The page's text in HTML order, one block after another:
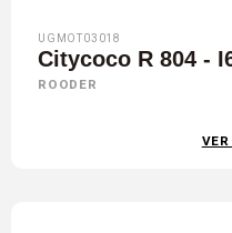
UGMOT03018
Citycoco R 804 -
ROODER